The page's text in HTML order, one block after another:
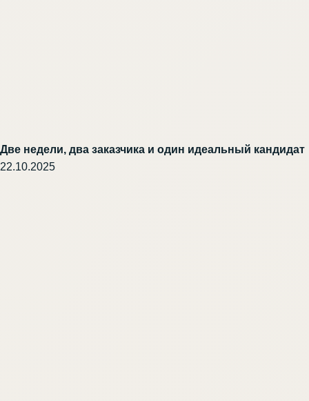
Две недели, два заказчика и один идеальный кандидат
22.10.2025